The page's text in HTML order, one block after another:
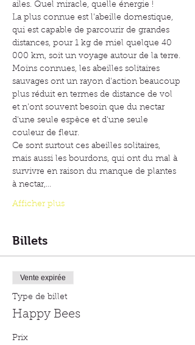
ailes. Quel miracle, quelle énergie !
La plus connue est l'abeille domestique,
qui est capable de parcourir de grandes
distances, pour 1 kg de miel quelque 40
000 km, soit un voyage autour de la terre.
Moins connues, les abeilles solitaires
sauvages ont un rayon d'action beaucoup
plus réduit en termes de distance de vol
et n'ont souvent besoin que du nectar
d'une seule espèce et d'une seule
couleur de fleur.
Ce sont surtout ces abeilles solitaires,
mais aussi les bourdons, qui ont du mal à
survivre en raison du manque de plantes
à nectar,…
Afficher plus
Billets
Vente expirée
Type de billet
Happy Bees
Prix